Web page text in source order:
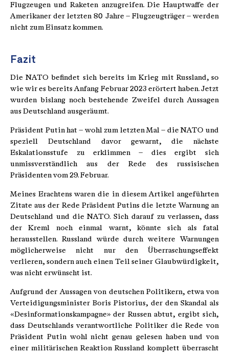
Flugzeugen und Raketen anzugreifen. Die Hauptwaffe der
Amerikaner der letzten 80 Jahre – Flugzeugträger – werden
nicht zum Einsatz kommen.
Fazit
Die NATO befindet sich bereits im Krieg mit Russland, so
wie wir es bereits Anfang Februar 2023 erörtert haben. Jetzt
wurden bislang noch bestehende Zweifel durch Aussagen
aus Deutschland ausgeräumt.
Präsident Putin hat – wohl zum letzten Mal – die NATO und
speziell Deutschland davor gewarnt, die nächste
Eskalationsstufe zu erklimmen – dies ergibt sich
unmissverständlich aus der Rede des russisischen
Präsidenten vom 29. Februar.
Meines Erachtens waren die in diesem Artikel angeführten
Zitate aus der Rede Präsident Putins die letzte Warnung an
Deutschland und die NATO. Sich darauf zu verlassen, dass
der Kreml noch einmal warnt, könnte sich als fatal
herausstellen. Russland würde durch weitere Warnungen
möglicherweise nicht nur den Überraschungseffekt
verlieren, sondern auch einen Teil seiner Glaubwürdigkeit,
was nicht erwünscht ist.
Aufgrund der Aussagen von deutschen Politikern, etwa von
Verteidigungsminister Boris Pistorius, der den Skandal als
«Desinformationskampagne» der Russen abtut, ergibt sich,
dass Deutschlands verantwortliche Politiker die Rede von
Präsident Putin wohl nicht genau gelesen haben und von
einer militärischen Reaktion Russland komplett überrascht